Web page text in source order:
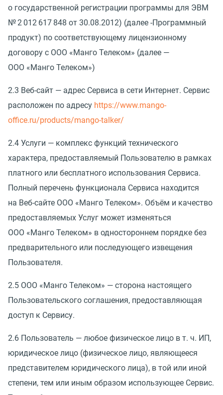
о государственной регистрации программы для ЭВМ
№ 2 012 617 848 от 30.08.2012) (далее -Программный
продукт) по соответствующему лицензионному
договору с ООО «Манго Телеком» (далее —
ООО «Манго Телеком»)
2.3 Веб-сайт — адрес Сервиса в сети Интернет. Сервис
расположен по адресу https://www.mango-
office.ru/products/mango-talker/
2.4 Услуги — комплекс функций технического
характера, предоставляемый Пользователю в рамках
платного или бесплатного использования Сервиса.
Полный перечень функционала Сервиса находится
на Веб-сайте ООО «Манго Телеком». Объём и качество
предоставляемых Услуг может изменяться
ООО «Манго Телеком» в одностороннем порядке без
предварительного или последующего извещения
Пользователя.
2.5 ООО «Манго Телеком» — сторона настоящего
Пользовательского соглашения, предоставляющая
доступ к Сервису.
2.6 Пользователь — любое физическое лицо в т. ч. ИП,
юридическое лицо (физическое лицо, являющееся
представителем юридического лица), в той или иной
степени, тем или иным образом использующее Сервис.